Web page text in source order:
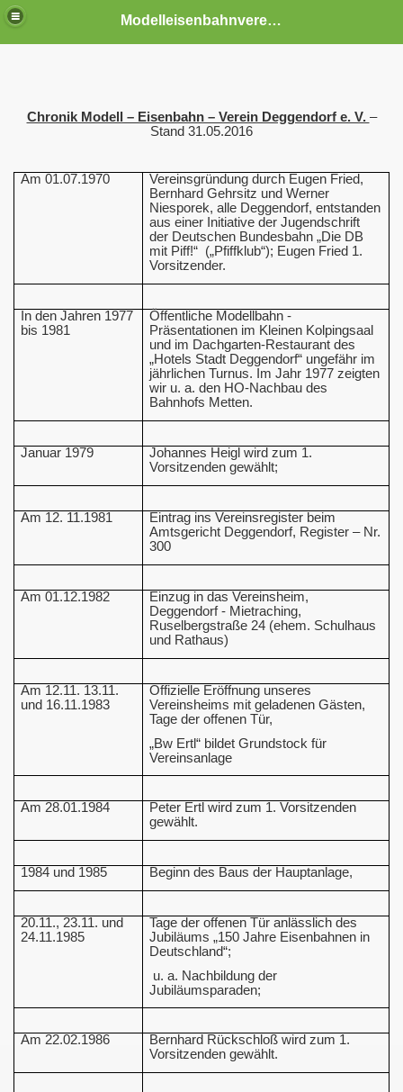
Modelleisenbahnverein Deggendorf
Chronik Modell – Eisenbahn – Verein Deggendorf e. V. –
Stand 31.05.2016
Am 01.07.1970
Vereinsgründung durch Eugen Fried,
Bernhard Gehrsitz und Werner
Niesporek, alle Deggendorf, entstanden
aus einer Initiative der Jugendschrift
der Deutschen Bundesbahn „Die DB
mit Piff!“ („Pfiffklub“); Eugen Fried 1.
Vorsitzender.
In den Jahren 1977
bis 1981
Öffentliche Modellbahn -
Präsentationen im Kleinen Kolpingsaal
und im Dachgarten-Restaurant des
„Hotels Stadt Deggendorf“ ungefähr im
jährlichen Turnus. Im Jahr 1977 zeigten
wir u. a. den HO-Nachbau des
Bahnhofs Metten.
Januar 1979
Johannes Heigl wird zum 1.
Vorsitzenden gewählt;
Am 12. 11.1981
Eintrag ins Vereinsregister beim
Amtsgericht Deggendorf, Register – Nr.
300
Am 01.12.1982
Einzug in das Vereinsheim,
Deggendorf - Mietraching,
Ruselbergstraße 24 (ehem. Schulhaus
und Rathaus)
Am 12.11. 13.11.
und 16.11.1983
Offizielle Eröffnung unseres
Vereinsheims mit geladenen Gästen,
Tage der offenen Tür,
„Bw Ertl“ bildet Grundstock für
Vereinsanlage
Am 28.01.1984
Peter Ertl wird zum 1. Vorsitzenden
gewählt.
1984 und 1985 Beginn des Baus der Hauptanlage,
20.11., 23.11. und
24.11.1985
Tage der offenen Tür anlässlich des
Jubiläums „150 Jahre Eisenbahnen in
Deutschland“;
u. a. Nachbildung der
Jubiläumsparaden;
Am 22.02.1986
Bernhard Rückschloß wird zum 1.
Vorsitzenden gewählt.